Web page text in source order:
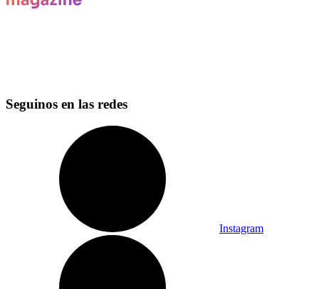
Seguinos en las redes
Instagram